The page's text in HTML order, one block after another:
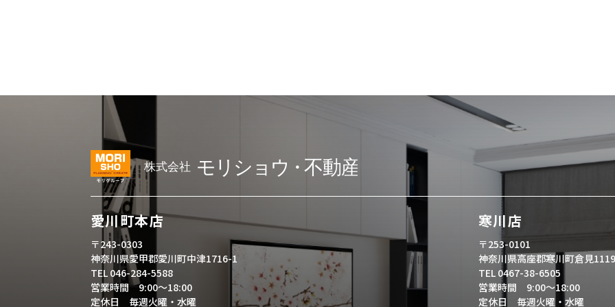
愛川町本店
〒243-0303
神奈川県愛甲郡愛川町中津1716-1
TEL 046-284-5588
営業時間 9:00～18:00
定休日 毎週火曜・水曜
寒川店
〒253-0101
神奈川県高座郡寒川町倉見1119
TEL 0467-38-6505
営業時間 9:00～18:00
定休日 毎週火曜・水曜